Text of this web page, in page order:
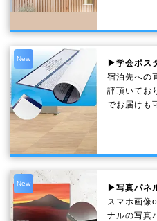
New
▶学会ポス
宿泊先への
評頂いてお
でお届けも
New
▶写真パネ
スマホ画像
ナルの写真